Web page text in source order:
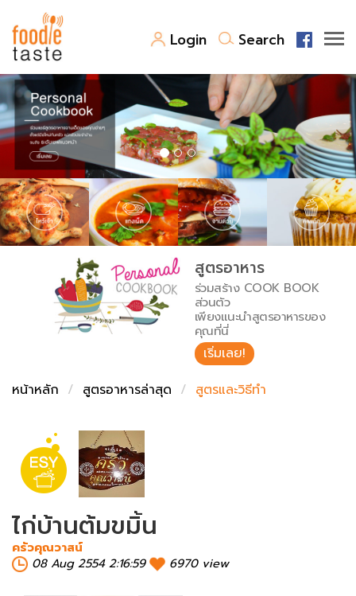
Login Search
สูตรอาหาร
สูตรอาหารล่าสุด
Top Foodie
พาไปชิม
สารพันก้นครัว
เคล็ดลับน่ารู้
เปรียบเทียบหน่วยการตวง
เปรียบเทียบอุณหภูมิ
เปรียบเทียบน้ำหนักวัตถุดิบ
FoodPedia
สร้าง Cookbook
สูตรอาหาร
ร่วมสร้าง COOK BOOK
ส่วนตัว
เพียงแนะนำสูตรอาหารของ
คุณที่นี่
เริ่มเลย!
หน้าหลัก
สูตรอาหารล่าสุด สูตรและวิธีทำ
ไก่บ้านต้มขมิ้น
ครัวคุณวาสน์
08 Aug 2554 2:16:59
6970 view